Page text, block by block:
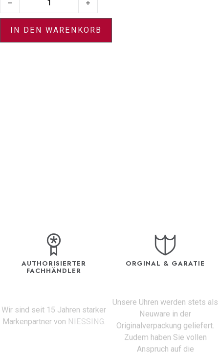
IN DEN WARENKORB
AUTHORISIERTER
FACHHÄNDLER
Wir sind seit 15 Jahren starker
Markenpartner von NIESSING
ORGINAL & GARATIE
Unsere Uhren werden stets als
Neuware in der
Originalverpackung geliefert.
Zudem haben Sie vollen
Anspruch auf die